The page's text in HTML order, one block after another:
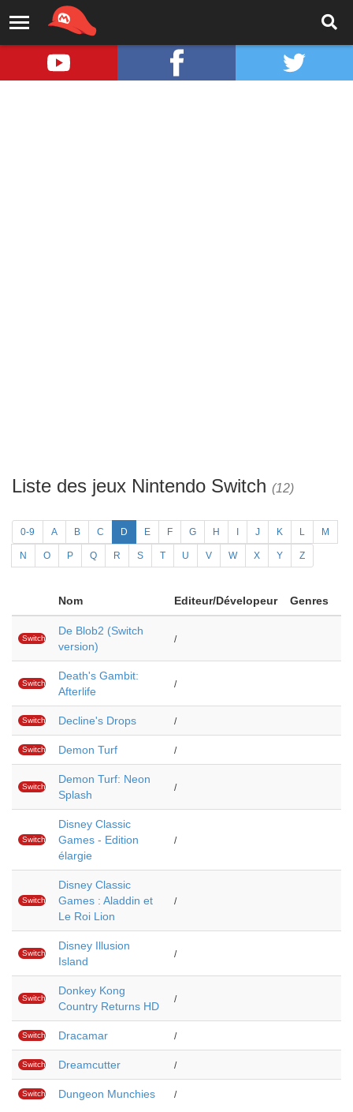
Liste des jeux Nintendo Switch (12)
0-9 A B C D E F G H J K L M
N O P Q R S T U V W X Y Z
Nom Editeur/Dévelopeur Genres
Switch
De Blob2 (Switch
version)
/
Switch
Death's Gambit:
Afterlife
/
Switch Decline's Drops /
Switch Demon Turf /
Switch
Demon Turf: Neon
Splash
/
Switch
Disney Classic
Games - Edition
élargie
/
Switch
Disney Classic
Games : Aladdin et
Le Roi Lion
/
Switch
Disney Illusion
Island
/
Switch
Donkey Kong
Country Returns HD
/
Switch Dracamar /
Switch Dreamcutter /
Switch Dungeon Munchies /